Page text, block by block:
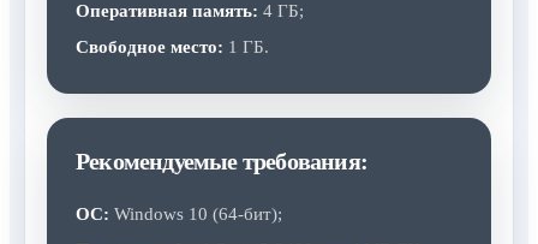
Оперативная память: 4 ГБ;
Свободное место: 1 ГБ.
Рекомендуемые требования:
ОС: Windows 10 (64-бит);